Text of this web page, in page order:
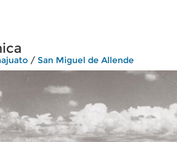
/ San Miguel de Allende